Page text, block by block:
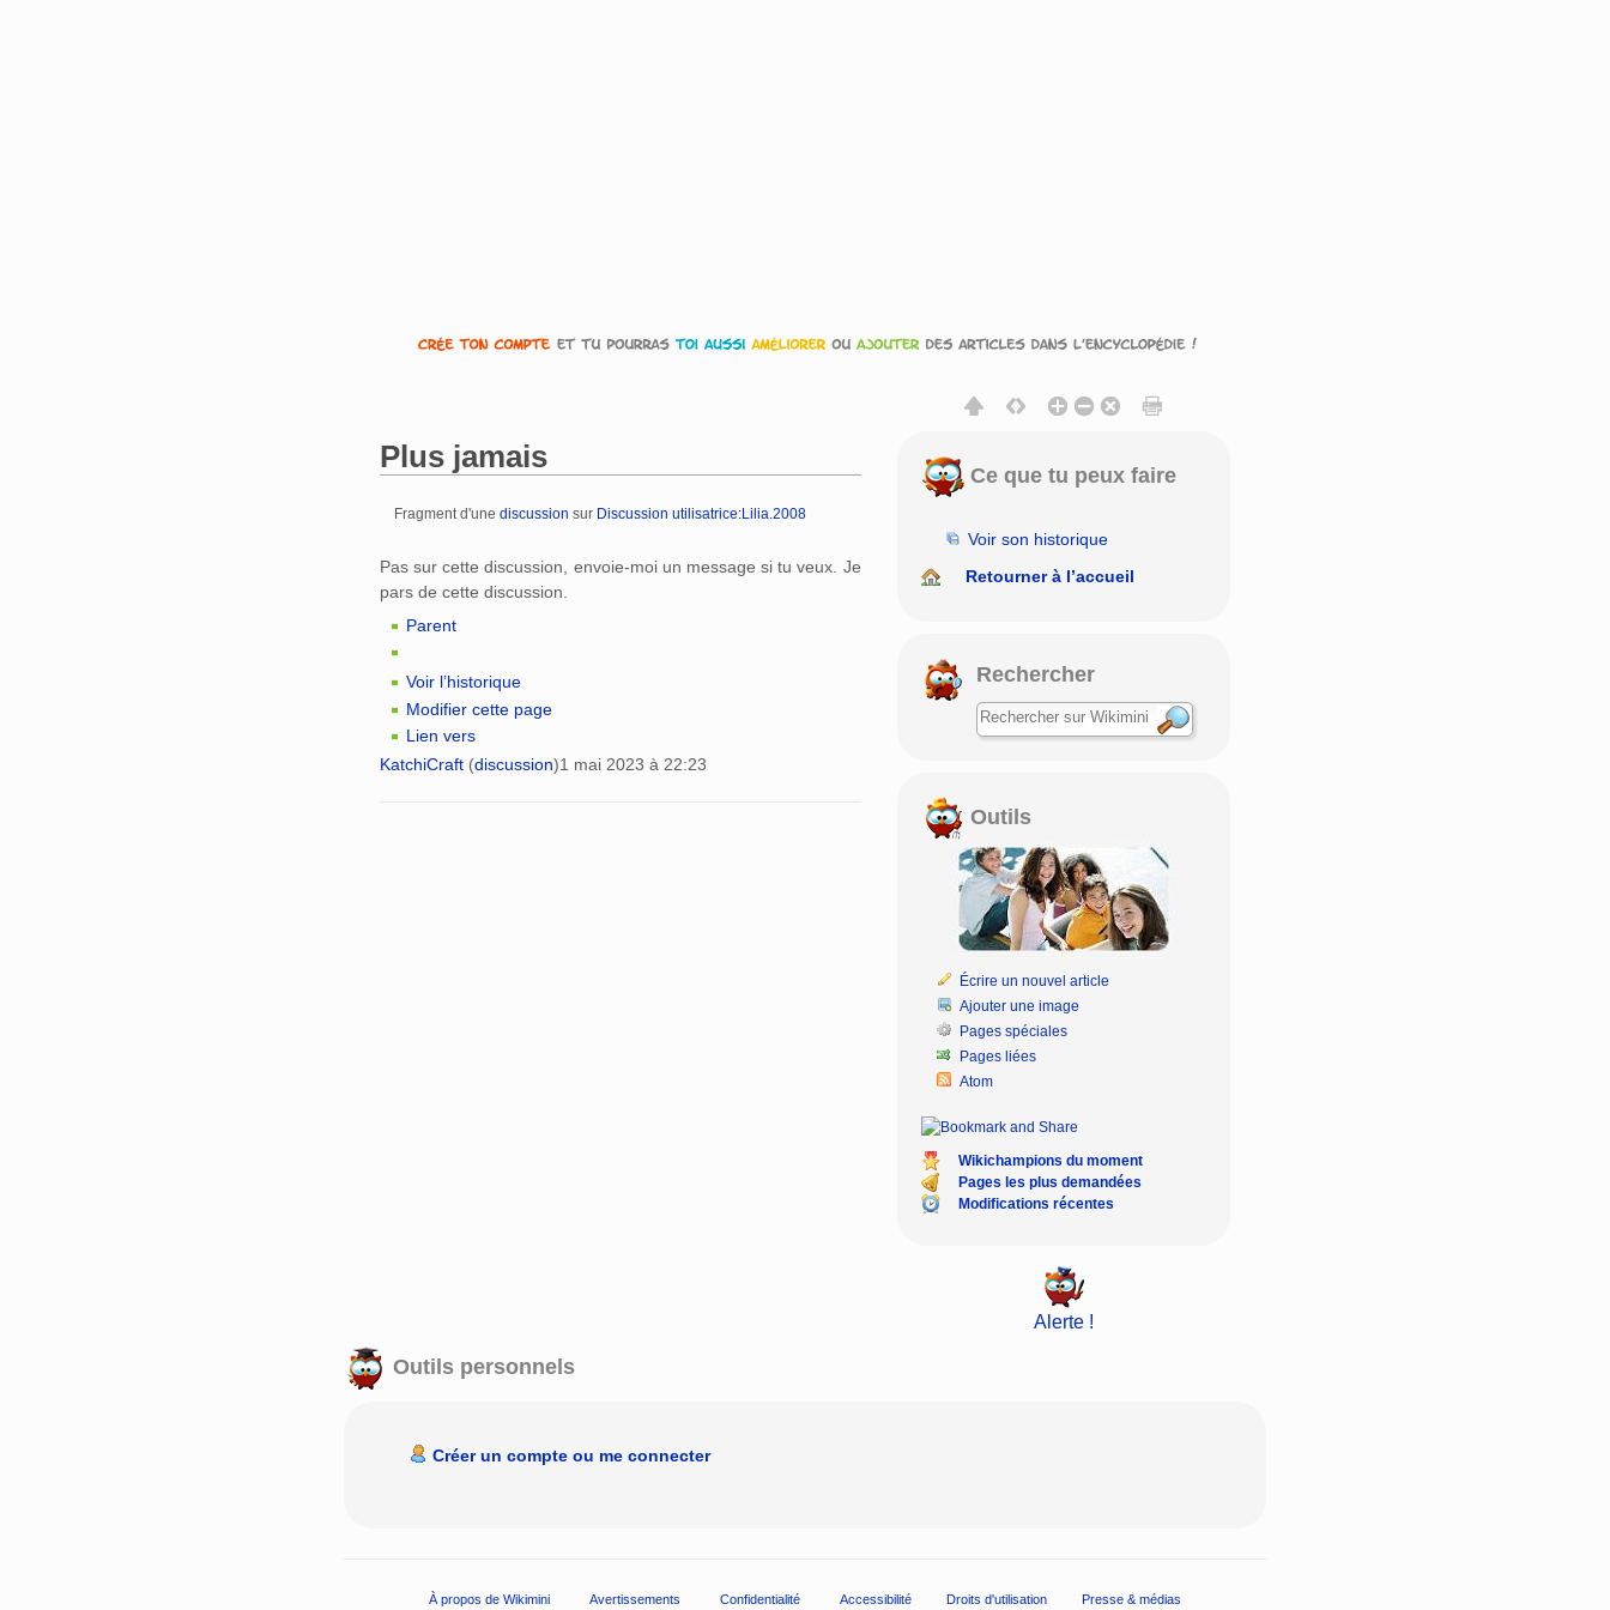
Plus jamais
Fragment d'une discussion sur Discussion utilisatrice:Lilia.2008
Pas sur cette discussion, envoie-moi un message si tu veux. Je
pars de cette discussion.
Parent
Voir l’historique
Modifier cette page
Lien vers
KatchiCraft (discussion)1 mai 2023 à 22:23
Ce que tu peux faire
Voir son historique
Retourner à l’accueil
Rechercher
Outils
Écrire un nouvel article
Ajouter une image
Pages spéciales
Pages liées
Atom
Wikichampions du moment
Pages les plus demandées
Modifications récentes
Alerte !
Outils personnels
Créer un compte ou me connecter
À propos de Wikimini Avertissements Confidentialité Accessibilité Droits d'utilisation Presse & médias